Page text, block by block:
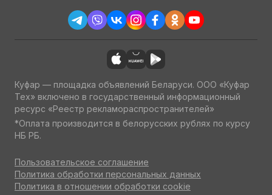
Куфар — площадка объявлений Беларуси. ООО «Куфар
Тех» включено в государственный информационный
ресурс «Реестр рекламораспространителей»
*Оплата производится в белорусских рублях по курсу
НБ РБ.
Пользовательское соглашение
Политика обработки персональных данных
Политика в отношении обработки cookie